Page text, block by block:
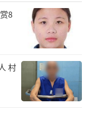
意义上是在选择
它承诺了更高
续的热情与耐
创造真实价值的
8
村